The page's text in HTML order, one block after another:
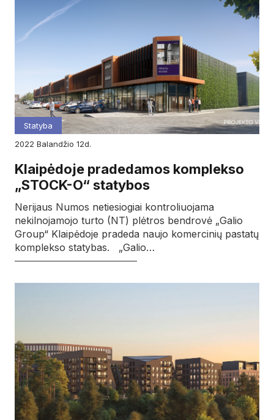
Statyba
2022
balandžio 12d.
Klaipėdoje pradedamos komplekso
„STOCK-O“ statybos
Nerijaus Numos netiesiogiai kontroliuojama
nekilnojamojo turto (NT) plėtros bendrovė „Galio
Group“ Klaipėdoje pradeda naujo komercinių pastatų
komplekso statybas. „Galio…